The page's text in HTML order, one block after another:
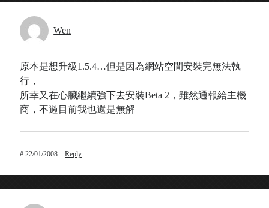
Wen
原本是想升級1.5.4…但是因為網站空間安裝完無法執
行，
所幸又在心臟繼續強下去安裝Beta 2，雖然通報給主機
商，不過目前我也還是無解
#22/01/2008 Reply